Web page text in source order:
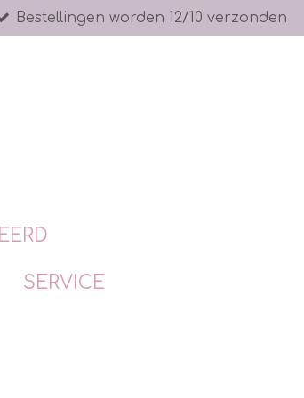
Bestellingen worden 12/10 verzonden
SERVICE